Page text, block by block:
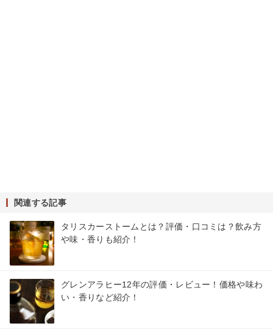
関連する記事
タリスカーストームとは？評価・口コミは？飲み方
や味・香りも紹介！
グレンアラヒー12年の評価・レビュー！価格や味わ
い・香りなど紹介！